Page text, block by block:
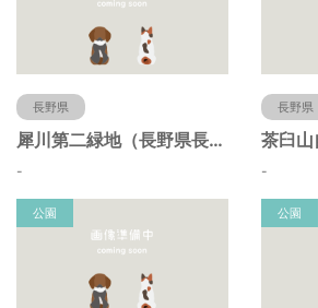
長野県
犀川第二緑地（長野県長野市）
-
長野県
-
公園 公園